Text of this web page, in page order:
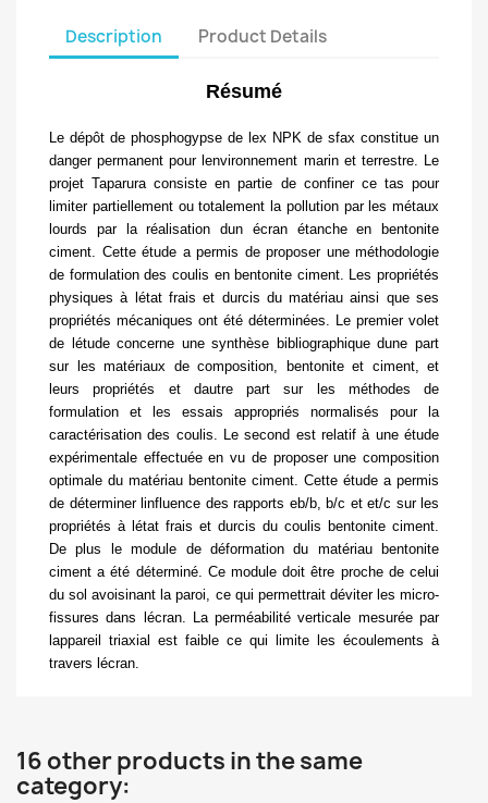
Description Product Details
Résumé
Le dépôt de phosphogypse de lex NPK de sfax constitue un
danger permanent pour lenvironnement marin et terrestre. Le
projet Taparura consiste en partie de confiner ce tas pour
limiter partiellement ou totalement la pollution par les métaux
lourds par la réalisation dun écran étanche en bentonite
ciment. Cette étude a permis de proposer une méthodologie
de formulation des coulis en bentonite ciment. Les propriétés
physiques à létat frais et durcis du matériau ainsi que ses
propriétés mécaniques ont été déterminées. Le premier volet
de létude concerne une synthèse bibliographique dune part
sur les matériaux de composition, bentonite et ciment, et
leurs propriétés et dautre part sur les méthodes de
formulation et les essais appropriés normalisés pour la
caractérisation des coulis. Le second est relatif à une étude
expérimentale effectuée en vu de proposer une composition
optimale du matériau bentonite ciment. Cette étude a permis
de déterminer linfluence des rapports eb/b, b/c et et/c sur les
propriétés à létat frais et durcis du coulis bentonite ciment.
De plus le module de déformation du matériau bentonite
ciment a été déterminé. Ce module doit être proche de celui
du sol avoisinant la paroi, ce qui permettrait déviter les micro-
fissures dans lécran. La perméabilité verticale mesurée par
lappareil triaxial est faible ce qui limite les écoulements à
travers lécran.
16 other products in the same
category: